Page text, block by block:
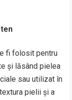
fi folosit pentru
și lăsând pielea
sau utilizat în
pielii și a